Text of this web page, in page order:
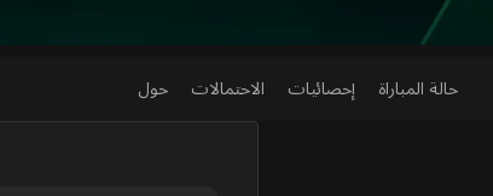
حالة المباراة إحصائيات الاحتمالات حول